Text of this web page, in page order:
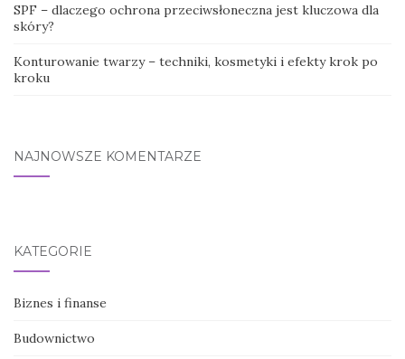
SPF – dlaczego ochrona przeciwsłoneczna jest kluczowa dla
skóry?
Konturowanie twarzy – techniki, kosmetyki i efekty krok po
kroku
NAJNOWSZE KOMENTARZE
KATEGORIE
Biznes i finanse
Budownictwo